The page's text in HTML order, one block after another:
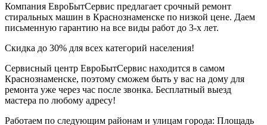
Компания ЕвроБытСервис предлагает срочный ремонт
стиральных машин в Краснознаменске по низкой цене. Даем
письменную гарантию на все виды работ до 3-х лет.
Скидка до 30% для всех категорий населения!
Сервисный центр ЕвроБытСервис находится в самом
Краснознаменске, поэтому сможем быть у вас на дому для
ремонта уже через час после звонка. Бесплатный выезд
мастера по любому адресу!
Работаем по следующим районам и улицам города: Площадь